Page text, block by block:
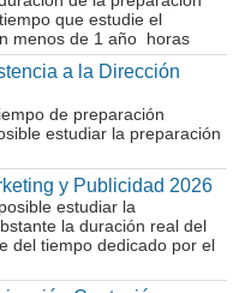
que estudie el
menos de 1 año horas
a la Dirección
de preparación
estudiar la preparación
y Publicidad 2026
estudiar la
la duración real del
del tiempo dedicado por el